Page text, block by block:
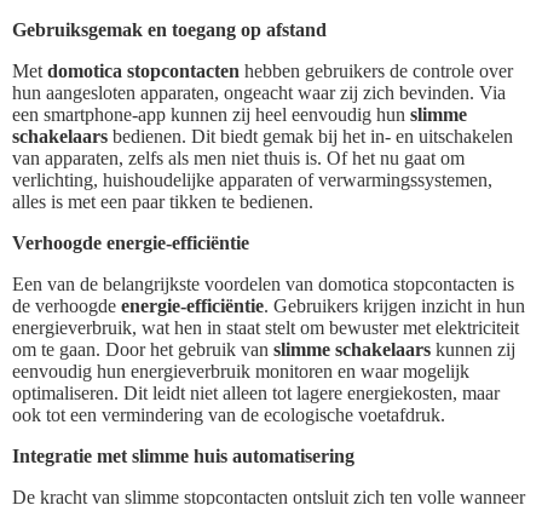
Gebruiksgemak en toegang op afstand
Met domotica stopcontacten hebben gebruikers de controle over
hun aangesloten apparaten, ongeacht waar zij zich bevinden. Via
een smartphone-app kunnen zij heel eenvoudig hun slimme
schakelaars bedienen. Dit biedt gemak bij het in- en uitschakelen
van apparaten, zelfs als men niet thuis is. Of het nu gaat om
verlichting, huishoudelijke apparaten of verwarmingssystemen,
alles is met een paar tikken te bedienen.
Verhoogde energie-efficiëntie
Een van de belangrijkste voordelen van domotica stopcontacten is
de verhoogde energie-efficiëntie. Gebruikers krijgen inzicht in hun
energieverbruik, wat hen in staat stelt om bewuster met elektriciteit
om te gaan. Door het gebruik van slimme schakelaars kunnen zij
eenvoudig hun energieverbruik monitoren en waar mogelijk
optimaliseren. Dit leidt niet alleen tot lagere energiekosten, maar
ook tot een vermindering van de ecologische voetafdruk.
Integratie met slimme huis automatisering
De kracht van slimme stopcontacten ontsluit zich ten volle wanneer